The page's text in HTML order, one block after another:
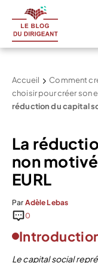
Accueil Comment
choisir pour créer son
réduction du capital
La
non
EURL
Par Adèle Lebas
0
Le capital social